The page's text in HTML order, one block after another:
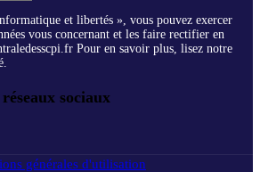
et libertés », vous pouvez exercer
vous concernant et les faire rectifier en
Pour en savoir plus, lisez notre
sociaux
générales d'utilisation